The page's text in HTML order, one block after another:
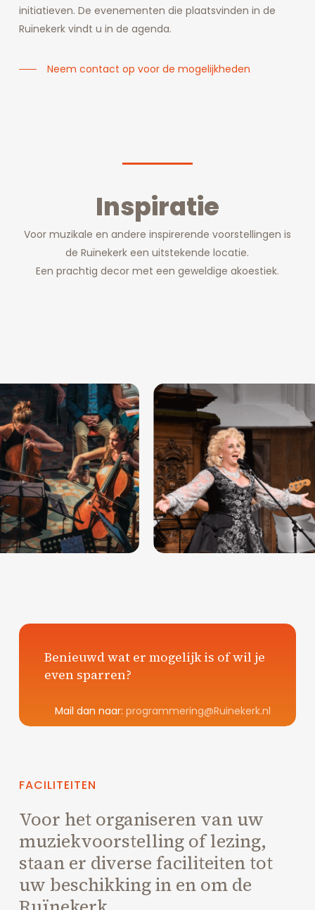
initiatieven. De evenementen die plaatsvinden in de
Ruïnekerk vindt u in de agenda.
Neem contact op voor de mogelijkheden
Inspiratie
Voor muzikale en andere inspirerende voorstellingen is
de Ruïnekerk een uitstekende locatie.
Een prachtig decor met een geweldige akoestiek.
Benieuwd wat er mogelijk is of wil je
even sparren?
Mail dan naar:programmering@Ruinekerk.nl
FACILITEITEN
Voor het organiseren van uw
muziekvoorstelling of lezing,
staan er diverse faciliteiten tot
uw beschikking in en om de